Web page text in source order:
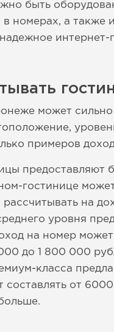
быть
номерах, а
может
примеров
предоставляют
гостинице
на
уровня
на номер
до 1 800 000
класса
от